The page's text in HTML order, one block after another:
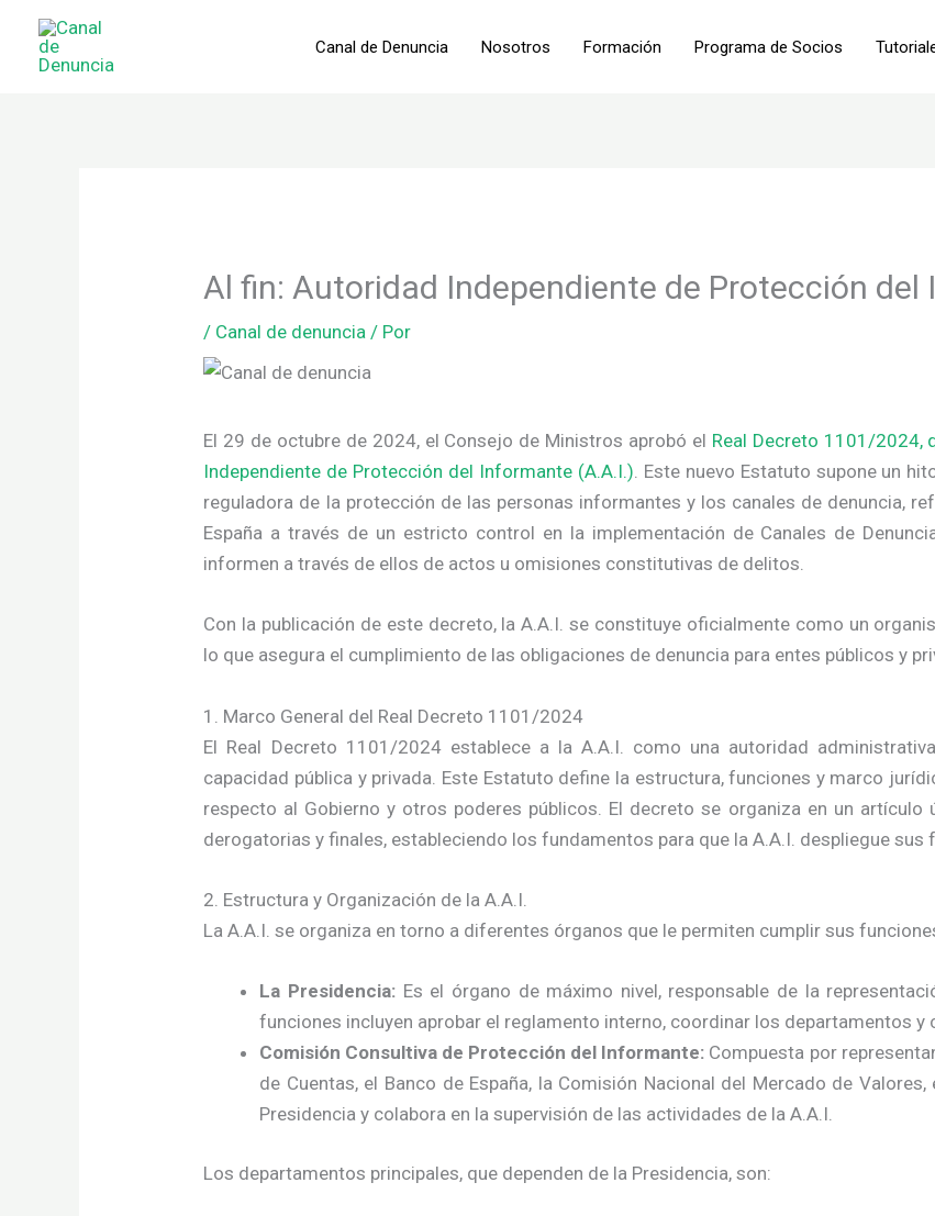
contenido
Canal de Denuncia Nosotros Formación Programa de Socios
Al fin: Autoridad Independiente de Protección del
/ Canal de denuncia / Por
El 29 de octubre de 2024, el Consejo de Ministros aprobó el Real Decreto 1101/2024,
Independiente de Protección del Informante (A.A.I.). Este nuevo Estatuto supone un
reguladora de la protección de las personas informantes y los canales de denuncia,
España a través de un estricto control en la implementación de Canales de
informen a través de ellos de actos u omisiones constitutivas de delitos.
Con la publicación de este decreto, la A.A.I. se constituye oficialmente como un
lo que asegura el cumplimiento de las obligaciones de denuncia para entes públicos y
1. Marco General del Real Decreto 1101/2024
El Real Decreto 1101/2024 establece a la A.A.I. como una autoridad
capacidad pública y privada. Este Estatuto define la estructura, funciones y marco
respecto al Gobierno y otros poderes públicos. El decreto se organiza en un artículo
derogatorias y finales, estableciendo los fundamentos para que la A.A.I. despliegue sus
2. Estructura y Organización de la A.A.I.
La A.A.I. se organiza en torno a diferentes órganos que le permiten cumplir sus
La Presidencia: Es el órgano de máximo nivel, responsable de la
funciones incluyen aprobar el reglamento interno, coordinar los departamentos y
Comisión Consultiva de Protección del Informante: Compuesta por
de Cuentas, el Banco de España, la Comisión Nacional del Mercado de
Presidencia y colabora en la supervisión de las actividades de la A.A.I.
Los departamentos principales, que dependen de la Presidencia, son: